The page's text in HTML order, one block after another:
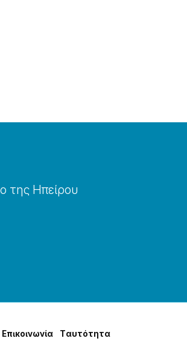
της Ηπείρου
Επɩκοɩνωνία Tαυτότητα